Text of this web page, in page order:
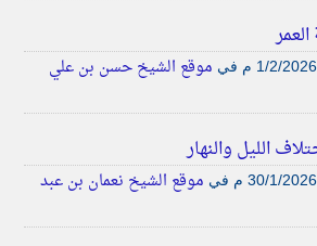
في موقع الشيخ حسن بن علي
الليل والنهار
في موقع الشيخ نعمان بن عبد